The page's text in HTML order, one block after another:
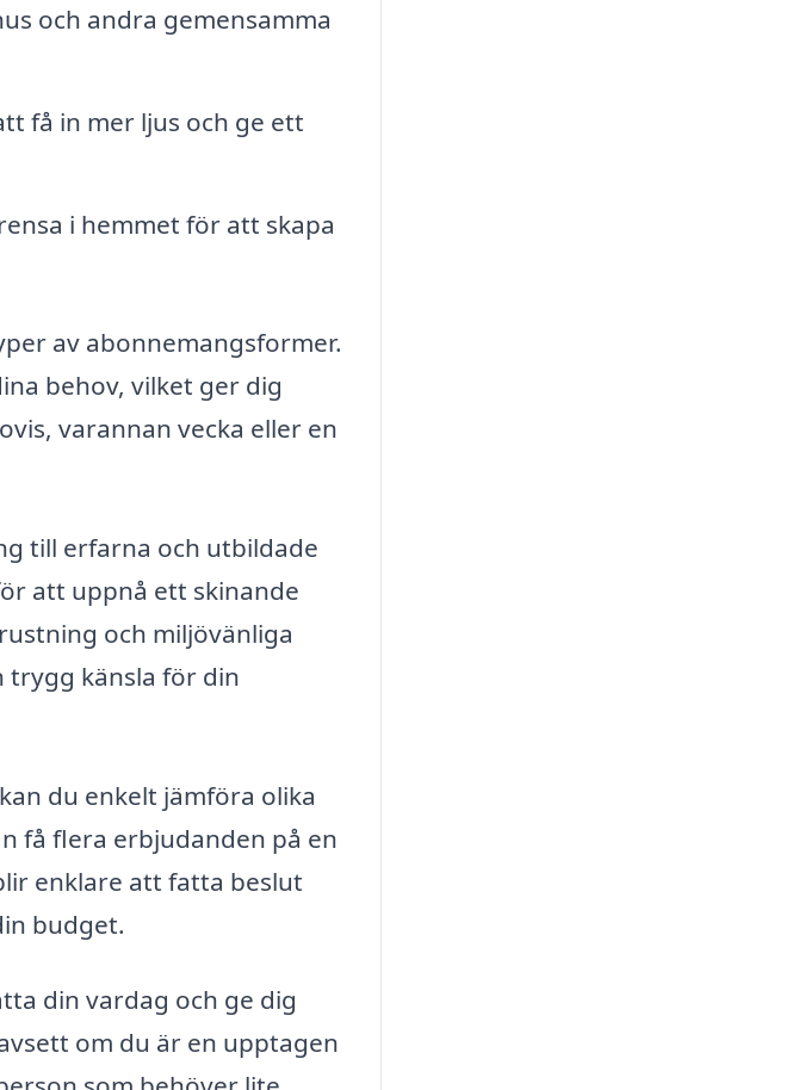
och andra gemensamma
få in mer ljus och ge ett
i hemmet för att skapa
av abonnemangsformer.
behov, vilket ger dig
varannan vecka eller en
till erfarna och utbildade
att uppnå ett skinande
och miljövänliga
trygg känsla för din
kan du enkelt jämföra olika
få flera erbjudanden på en
enklare att fatta beslut
budget.
din vardag och ge dig
om du är en upptagen